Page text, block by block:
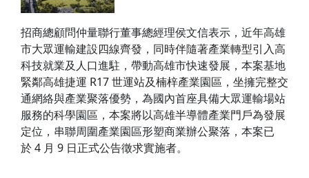
招商總顧問仲量聯行董事總經理侯文信表示，近年高雄
市大眾運輸建設四線齊發，同時伴隨著產業轉型引入高
科技就業及人口進駐，帶動高雄市快速發展，本案基地
緊鄰高雄捷運 R17 世運站及楠梓產業園區，坐擁完整交
通網絡與產業聚落優勢，為國內首座具備大眾運輸場站
服務的科學園區，本案將以高雄半導體產業門戶為發展
定位，串聯周圍產業園區形塑商業辦公聚落，本案已
於 4 月 9 日正式公告徵求實施者。